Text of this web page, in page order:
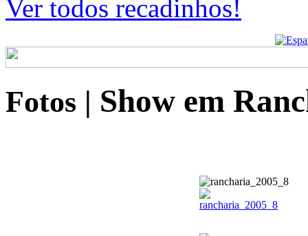
Ver todos recadinhos!
Fotos | Show em